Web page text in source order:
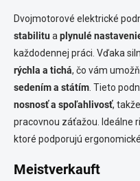
Dvojmotorové elektrické
stabilitua plynulé
každodennej práci. Vďaka
rýchla a tichá, čo vám
sedením a státím . Tieto
nosnosť a spoľahlivosť,
pracovnou záťažou. Ideálne
ktoré podporujú
Meistverkauft